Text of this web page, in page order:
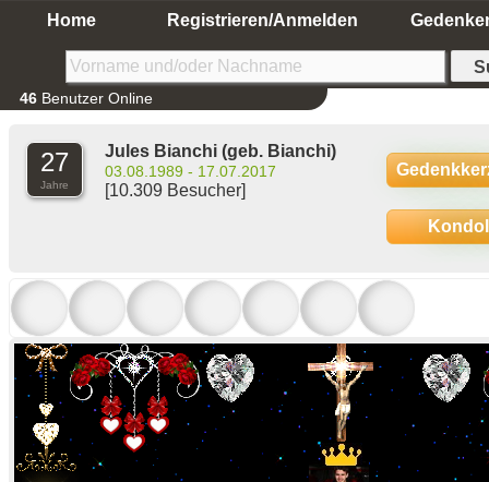
Home Registrieren/Anmelden
46 Benutzer Online
27
Jahre
Jules Bianchi (geb. Bianchi)
03.08.1989 - 17.07.2017
[10.309 Besucher]